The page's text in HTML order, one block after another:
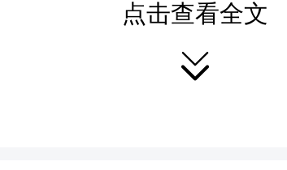
点击查看全文
